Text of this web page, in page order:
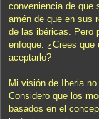
a
j
conveniencia de que
amén de que en sus
de las ibéricas. Pero
enfoque: ¿Crees
aceptarlo?
Mi visión de Iberia
Considero que los
basados en el